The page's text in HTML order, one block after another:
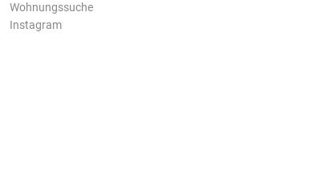
Wohnungssuche
Instagram